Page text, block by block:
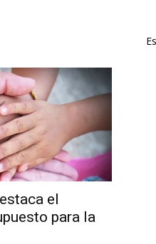
el
para la